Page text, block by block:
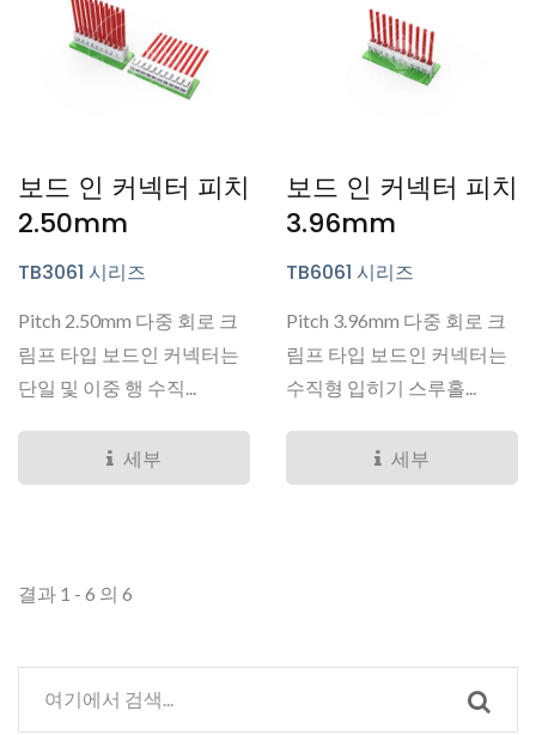
보드 인 커넥터 피치
2.50mm
TB3061 시리즈
Pitch 2.50mm 다중 회로 크
림프 타입 보드인 커넥터는
단일 및 이중 행 수직...
세부
보드 인 커넥터 피치
3.96mm
TB6061 시리즈
Pitch 3.96mm 다중 회로 크
림프 타입 보드인 커넥터는
수직형 입히기 스루홀...
세부
결과 1 - 6 의 6